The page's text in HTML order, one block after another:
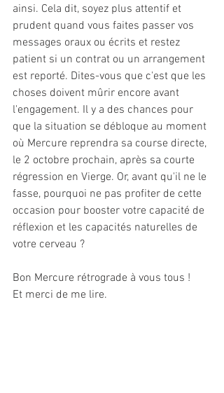
ainsi. Cela dit, soyez plus attentif et
prudent quand vous faites passer vos
messages oraux ou écrits et restez
patient si un contrat ou un arrangement
est reporté. Dites-vous que c'est que les
choses doivent mûrir encore avant
l'engagement. Il y a des chances pour
que la situation se débloque au moment
où Mercure reprendra sa course directe,
le 2 octobre prochain, après sa courte
régression en Vierge. Or, avant qu'il ne le
fasse, pourquoi ne pas profiter de cette
occasion pour booster votre capacité de
réflexion et les capacités naturelles de
votre cerveau ?
Bon Mercure rétrograde à vous tous !
Et merci de me lire.